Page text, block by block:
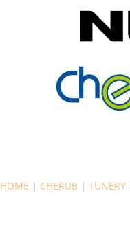
HOME | CHERUB | TUNERY